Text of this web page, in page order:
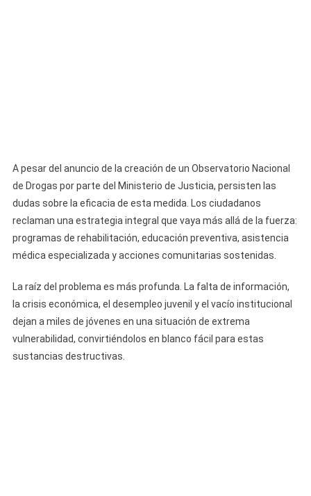
A pesar del anuncio de la creación de un Observatorio Nacional
de Drogas por parte del Ministerio de Justicia, persisten las
dudas sobre la eficacia de esta medida. Los ciudadanos
reclaman una estrategia integral que vaya más allá de la fuerza:
programas de rehabilitación, educación preventiva, asistencia
médica especializada y acciones comunitarias sostenidas.
La raíz del problema es más profunda. La falta de información,
la crisis económica, el desempleo juvenil y el vacío institucional
dejan a miles de jóvenes en una situación de extrema
vulnerabilidad, convirtiéndolos en blanco fácil para estas
sustancias destructivas.